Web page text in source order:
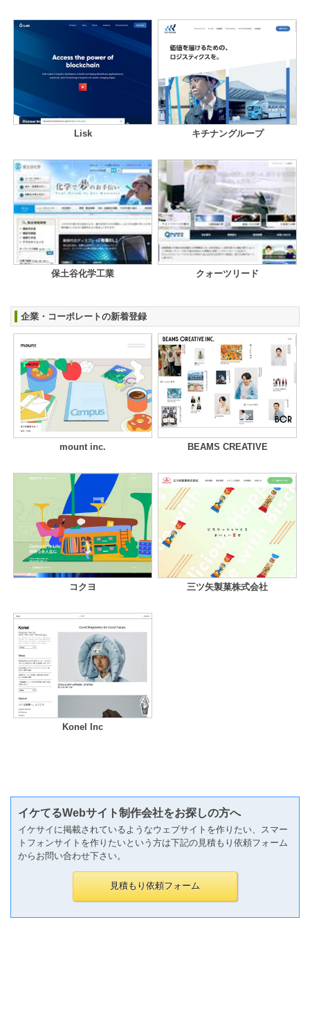
Lisk キチナングループ
保土谷化学工業 クォーツリード
企業・コーポレートの新着登録
mount inc. BEAMS CREATIVE
コクヨ 三ツ矢製菓株式会社
Konel Inc
イケてるWebサイト制作会社をお探しの方へ
イケサイに掲載されているようなウェブサイトを作りたい、スマー
トフォンサイトを作りたいという方は下記の見積もり依頼フォーム
からお問い合わせ下さい。